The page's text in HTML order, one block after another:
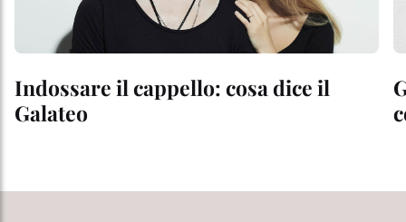
Indossare il cappello: cosa dice il
Galateo